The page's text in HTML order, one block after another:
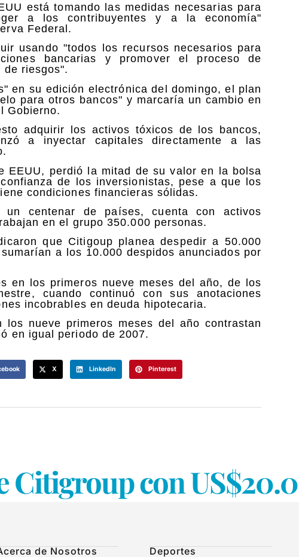
está tomando las medidas necesarias para
a los contribuyentes y a la economía"
Federal.
usando "todos los recursos necesarios para
bancarias y promover el proceso de
riesgos".
en su edición electrónica del domingo, el plan
para otros bancos" y marcaría un cambio en
Gobierno.
adquirir los activos tóxicos de los bancos,
a inyectar capitales directamente a las
EEUU, perdió la mitad de su valor en la bolsa
de los inversionistas, pese a que los
condiciones financieras sólidas.
centenar de países, cuenta con activos
en el grupo 350.000 personas.
que Citigoup planea despedir a 50.000
a los 10.000 despidos anunciados por
en los primeros nueve meses del año, de los
cuando continuó con sus anotaciones
incobrables en deuda hipotecaria.
nueve primeros meses del año contrastan
en igual periodo de 2007.
X LinkedIn Pinterest
Citigroup con
de Nosotros Deportes